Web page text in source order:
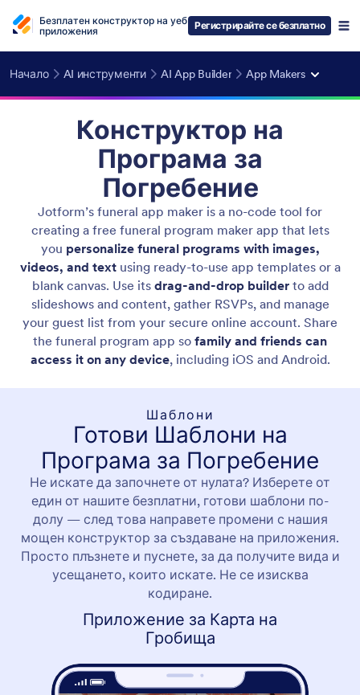
Безплатен конструктор на уеб
приложения
Регистрирайте се безплатно
Начало AI инструменти AI App Builder App Makers
Конструктор на
Програма за
Погребение
Jotform’s funeral app maker is a no-code tool for
creating a free funeral program maker app that lets
you personalize funeral programs with images,
videos, and textusing ready-to-use app templates or a
blank canvas. Use its drag-and-drop builderto add
slideshows and content, gather RSVPs, and manage
your guest list from your secure online account. Share
the funeral program app so family and friends can
access it on any device, including iOS and Android.
Шаблони
Готови Шаблони на
Програма за Погребение
Не искате да започнете от нулата? Изберете от
един от нашите безплатни, готови шаблони по-
долу — след това направете промени с нашия
мощен конструктор за създаване на приложения.
Просто плъзнете и пуснете, за да получите вида и
усещането, които искате. Не се изисква
кодиране.
Приложение за Карта на
Гробища